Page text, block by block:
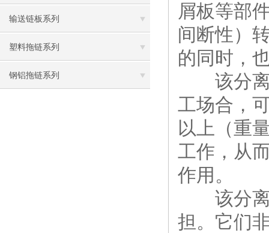
输送链板系列
塑料拖链系列
钢铝拖链系列
屑板等部
间断性）
的同时，
该分离
工场合，
以上（重
工作，从
作用。
该分离
担。它们